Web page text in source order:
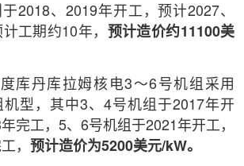
2018、2019年开工，预计2027、
工期约10年， 预计造价约11100美
库丹库拉姆核电3～6号机组采用
机型，其中3、4号机组于2017年开
完工，5、6号机组于2021年开工，
， 预计造价为5200美元/kW。